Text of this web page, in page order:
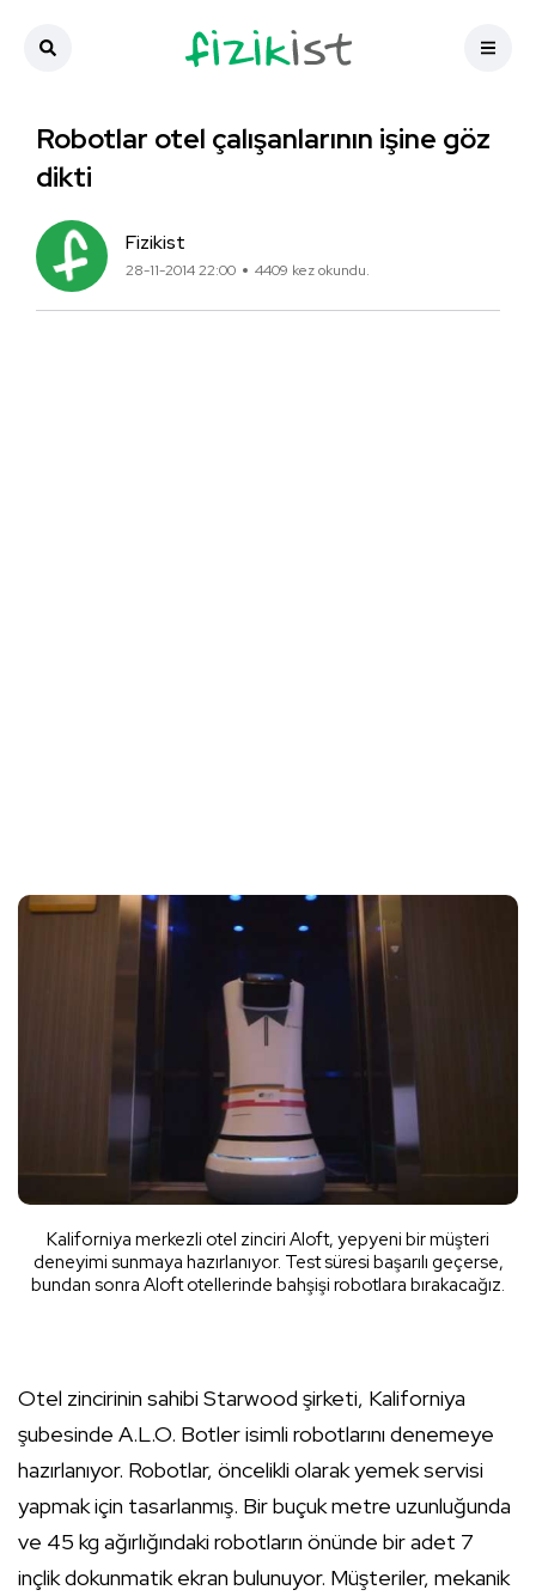
Robotlar otel çalışanlarının işine göz
dikti
Fizikist
28-11-2014 22:00 4409 kez okundu.
Kaliforniya merkezli otel zinciri Aloft, yepyeni bir müşteri
deneyimi sunmaya hazırlanıyor. Test süresi başarılı geçerse,
bundan sonra Aloft otellerinde bahşişi robotlara bırakacağız.
Otel zincirinin sahibi Starwood şirketi, Kaliforniya
şubesinde A.L.O. Botler isimli robotlarını denemeye
hazırlanıyor. Robotlar, öncelikli olarak yemek servisi
yapmak için tasarlanmış. Bir buçuk metre uzunluğunda
ve 45 kg ağırlığındaki robotların önünde bir adet 7
inçlik dokunmatik ekran bulunuyor. Müşteriler, mekanik